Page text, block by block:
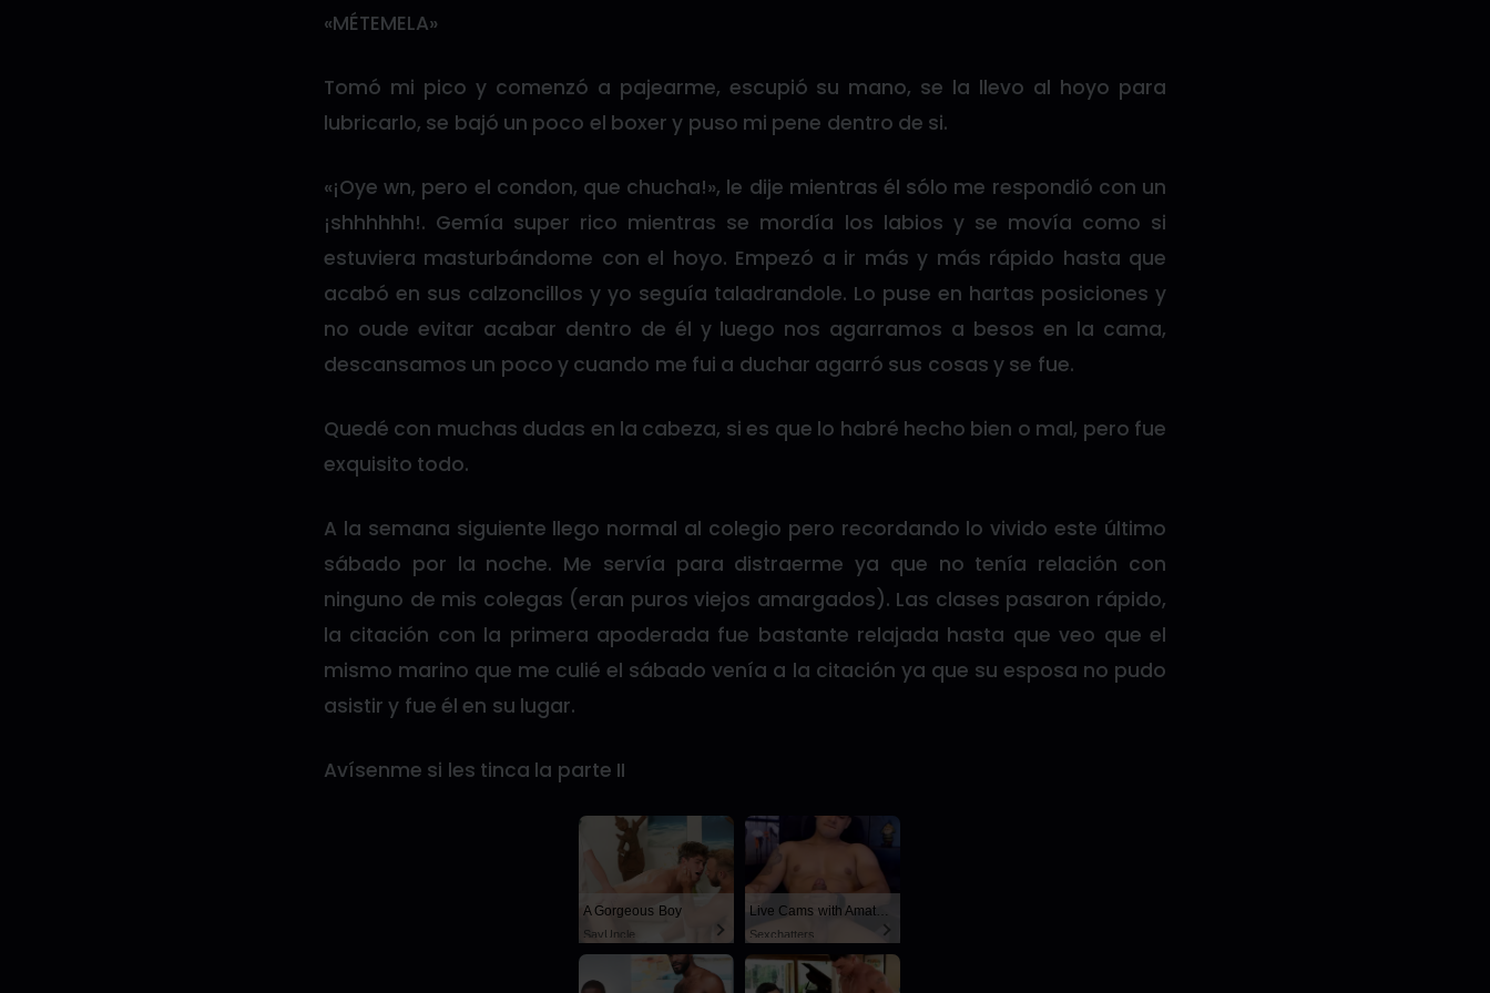
«MÉTEMELA»
Tomó mi pico y comenzó a pajearme, escupió su mano, se la llevo al hoyo para
lubricarlo, se bajó un poco el boxer y puso mi pene dentro de si.
«¡Oye wn, pero el condon, que chucha!», le dije mientras él sólo me respondió con un
¡shhhhhh!. Gemía super rico mientras se mordía los labios y se movía como si
estuviera masturbándome con el hoyo. Empezó a ir más y más rápido hasta que
acabó en sus calzoncillos y yo seguía taladrandole. Lo puse en hartas posiciones y
no oude evitar acabar dentro de él y luego nos agarramos a besos en la cama,
descansamos un poco y cuando me fui a duchar agarró sus cosas y se fue.
Quedé con muchas dudas en la cabeza, si es que lo habré hecho bien o mal, pero fue
exquisito todo.
A la semana siguiente llego normal al colegio pero recordando lo vivido este último
sábado por la noche. Me servía para distraerme ya que no tenía relación con
ninguno de mis colegas (eran puros viejos amargados). Las clases pasaron rápido,
la citación con la primera apoderada fue bastante relajada hasta que veo que el
mismo marino que me culié el sábado venía a la citación ya que su esposa no pudo
asistir y fue él en su lugar.
Avísenme si les tinca la parte II
A Gorgeous Boy
SayUncle
Live Cams with Amateur Men
Sexchatters